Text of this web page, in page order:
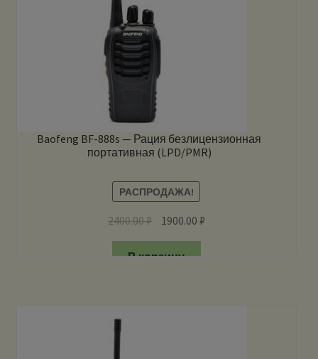
Baofeng BF-888s — Рация безлицензионная
портативная (LPD/PMR)
РАСПРОДАЖА!
2400.00₽ 1900.00 ₽
В корзину